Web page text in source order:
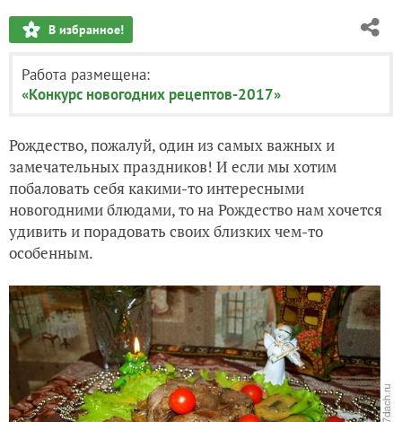
В избранное!
Работа размещена:
«Конкурс новогодних рецептов-2017»
Рождество, пожалуй, один из самых важных и
замечательных праздников! И если мы хотим
побаловать себя какими-то интересными
новогодними блюдами, то на Рождество нам хочется
удивить и порадовать своих близких чем-то
особенным.